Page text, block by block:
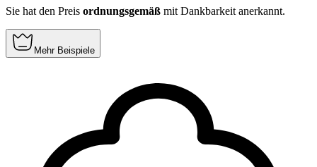
Sie hat den Preis ordnungsgemäß mit Dankbarkeit anerkannt.
Mehr Beispiele